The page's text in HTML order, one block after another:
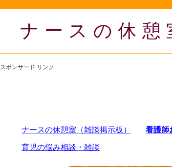
ナースの休憩
スポンサード リンク
ナースの休憩室（雑談掲示板） 看護師
育児の悩み相談・雑談